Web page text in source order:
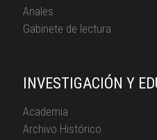
Anales
Gabinete de lectura
INVESTIGACIÓN Y
Academia
Archivo Histórico